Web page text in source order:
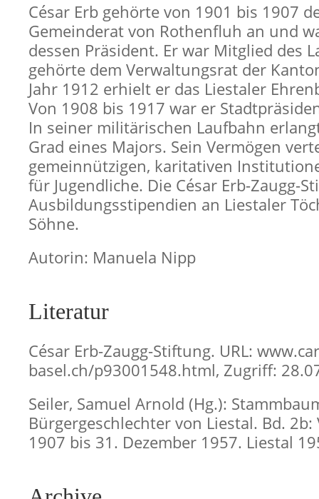
César Erb gehörte von 1901 bis 1907
Gemeinderat von Rothenfluh an und
dessen Präsident. Er war Mitglied des
gehörte dem Verwaltungsrat der
Jahr 1912 erhielt er das Liestaler
Von 1908 bis 1917 war er
In seiner militärischen Laufbahn
Grad eines Majors. Sein Vermögen
gemeinnützigen, karitativen
für Jugendliche. Die César Erb-Zaugg-
Ausbildungsstipendien an Liestaler
Söhne.
Autorin: Manuela Nipp
Literatur
César Erb-Zaugg-Stiftung. URL:
basel.ch/p93001548.html, Zugriff:
Seiler, Samuel Arnold (Hg.):
Bürgergeschlechter von Liestal. Bd. 2b:
1907 bis 31. Dezember 1957. Liestal